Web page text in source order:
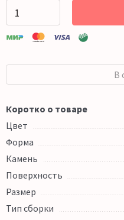
В
Коротко о товаре
Цвет
Форма
Камень
Поверхность
Размер
Тип сборки